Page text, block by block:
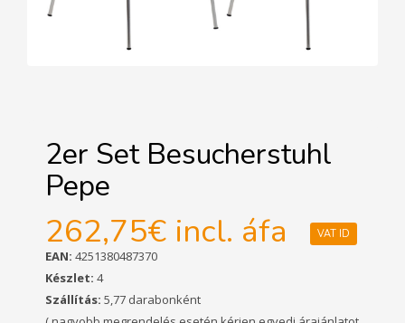
2er Set Besucherstuhl
Pepe
262,75€ incl. áfa VAT ID
EAN: 4251380487370
Készlet: 4
Szállítás: 5,77 darabonként